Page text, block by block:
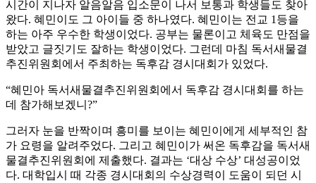
시간이 지나자 알음알음 입소문이 나서 보통과 학생들도 찾아
왔다. 혜민이도 그 아이들 중 하나였다. 혜민이는 전교 1등을
하는 아주 우수한 학생이었다. 공부는 물론이고 체육도 만점을
받았고 글짓기도 잘하는 학생이었다. 그런데 마침 독서새물결
추진위원회에서 주최하는 독후감 경시대회가 있었다.
“혜민아 독서새물결추진위원회에서 독후감 경시대회를 하는
데 참가해보겠니?”
그러자 눈을 반짝이며 흥미를 보이는 혜민이에게 세부적인 참
가 요령을 알려주었다. 그리고 혜민이가 써온 독후감을 독서새
물결추진위원회에 제출했다. 결과는 ‘대상 수상’ 대성공이었
다. 대학입시 때 각종 경시대회의 수상경력이 도움이 되던 시